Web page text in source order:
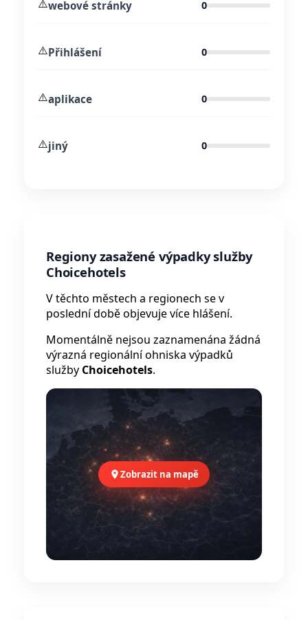
⚠️webové stránky 0
⚠️Přihlášení 0
⚠️aplikace 0
⚠️jiný 0
Regiony zasažené výpadky služby
Choicehotels
V těchto městech a regionech se v
poslední době objevuje více hlášení.
Momentálně nejsou zaznamenána žádná
výrazná regionální ohniska výpadků
služby Choicehotels.
Zobrazit na mapě